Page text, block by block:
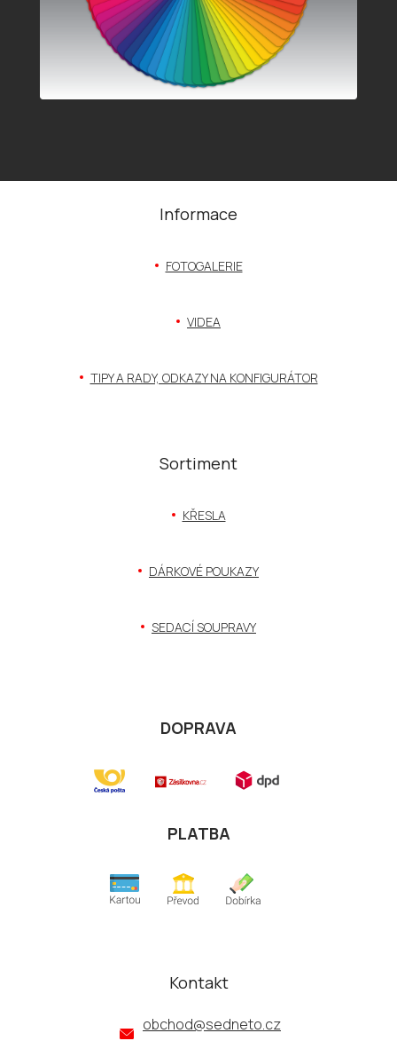
Z
Informace
FOTOGALERIE
VIDEA
TIPY A RADY, ODKAZY NA KONFIGURÁTOR
Sortiment
KŘESLA
DÁRKOVÉ POUKAZY
SEDACÍ SOUPRAVY
DOPRAVA
PLATBA
Kontakt
obchod@sedneto.cz